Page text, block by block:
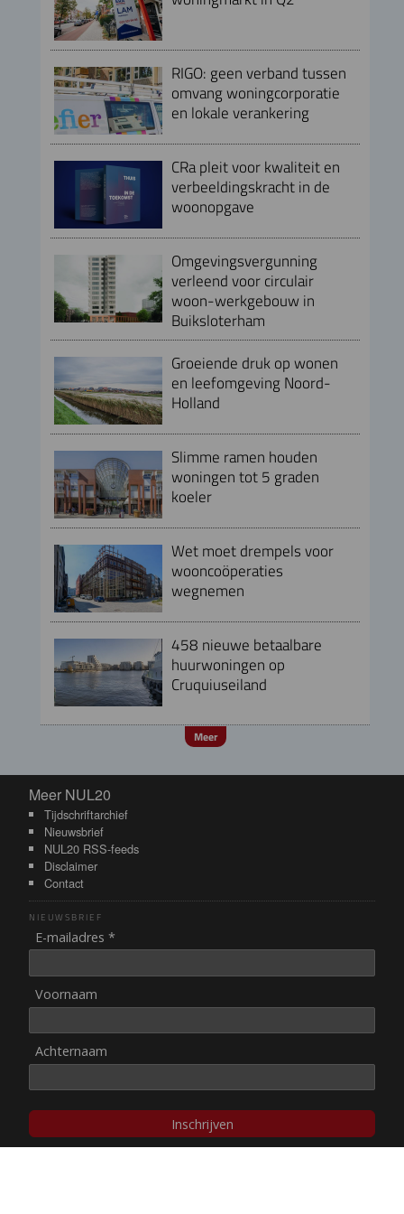
RIGO: geen verband tussen
omvang woningcorporatie
en lokale verankering
CRa pleit voor kwaliteit en
verbeeldingskracht in de
woonopgave
Omgevingsvergunning
verleend voor circulair
woon-werkgebouw in
Buiksloterham
Groeiende druk op wonen
en leefomgeving Noord-
Holland
Slimme ramen houden
woningen tot 5 graden
koeler
Wet moet drempels voor
wooncoöperaties
wegnemen
458 nieuwe betaalbare
huurwoningen op
Cruquiuseiland
Meer
Meer NUL20
Meer NUL20
Tijdschriftarchief
Nieuwsbrief
NUL20 RSS-feeds
Disclaimer
Contact
NIEUWSBRIEF
E-mailadres *
Voornaam
Achternaam
Inschrijven